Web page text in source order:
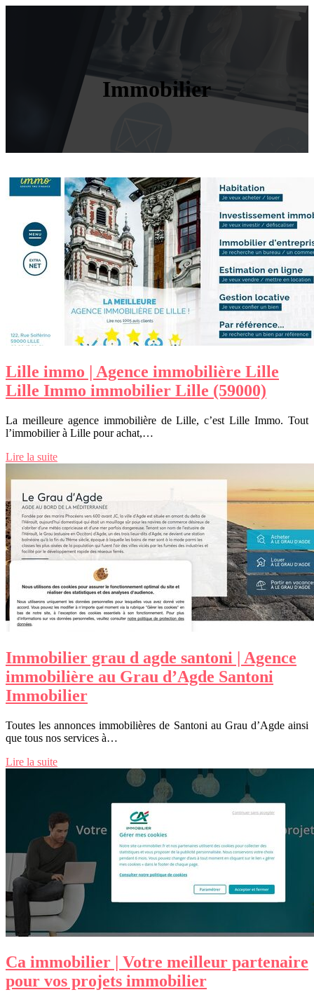
Immobilier
Lille immo | Agence immobilière Lille
Lille Immo immobilier Lille (59000)
La meilleure agence immobilière de Lille, c’est Lille Immo. Tout
l’immobilier à Lille pour achat,…
Lire la suite
Immobilier grau d agde santoni | Agence
immobilière au Grau d’Agde Santoni
Immobilier
Toutes les annonces immobilières de Santoni au Grau d’Agde ainsi
que tous nos services à…
Lire la suite
Ca immobilier | Votre meilleur partenaire
pour vos projets immobilier